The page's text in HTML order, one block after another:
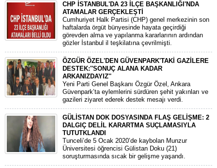
CHP İSTANBUL'DA 23 İLÇE BAŞKANLIĞI'NDA
ATAMALAR GERÇEKLEŞTİ
​Cumhuriyet Halk Partisi (CHP) genel merkezinin son
haftalarda örgüt bünyesinde hayata geçirdiği
görevden alma ve yapılanma kararlarının ardından
gözler İstanbul il teşkilatına çevrilmişti.
ÖZGÜR ÖZEL'DEN GÜVENPARK'TAKİ GAZİLERE
DESTEK:''SONUÇ ALANA KADAR
ARKANIZDAYIZ''
​Yeni Parti Genel Başkanı Özgür Özel, Ankara
Güvenpark’ta eylemlerini sürdüren şehit yakınları ve
gazileri ziyaret ederek destek mesajı verdi.
GÜLİSTAN DOK DOSYASINDA FLAŞ GELİŞME: 2
DALGIÇ DELİL KARARTMA SUÇLAMASIYLA
TUTUTKLANDI
​Tunceli’de 5 Ocak 2020’de kaybolan Munzur
Üniversitesi öğrencisi Gülistan Doku (21)
soruşturmasında sıcak bir gelişme yaşandı.